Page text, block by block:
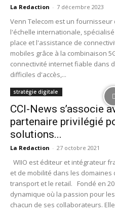
La Redaction - 7 décembre 2023
Venn Telecom est un
l'échelle internationale,
place et l'assistance de
mobiles grâce à la combinaison
connectivité internet fiable dans
difficiles d'accès,...
stratégie digitale
CCI-News s’associe
partenaire privilégié
solutions...
La Redaction - 27 octobre 2021
WIIO est éditeur et intégrateur
et de mobilité dans les domaines
transport et le retail. Fondé en
dynamique où la passion pour
chacun de ses collaborateurs.